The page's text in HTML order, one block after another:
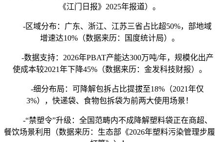
《江门日报》2025年报道）。
-区域分布：广东、浙江、江苏三省占比超50%，部地域
增速达10%（数据来历：国度统计局）。
-数据支持：2026年PBAT产能达300万吨/年，规模化出产
使成本较2021年下降45%（数据来历：金发科技财报）。
-细分布局：可降解包拆占比提拔至18%（2021年仅
3%），快递袋、食物包拆袋为前两大使用场景！
-“禁塑令”升级：全国范畴内不成降解塑料袋正在商超、
餐饮场景利用（数据来历：生态部《2026年塑料污染管理步履